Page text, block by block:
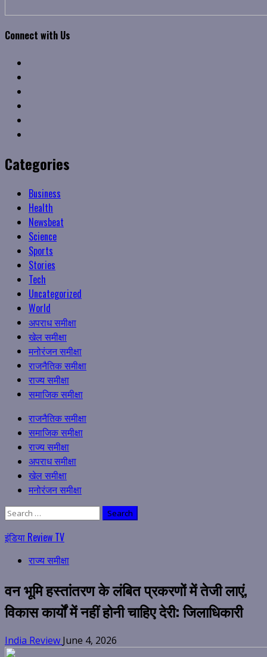
Connect with Us
Categories
Business
Health
Newsbeat
Science
Sports
Stories
Tech
Uncategorized
World
अपराध समीक्षा
खेल समीक्षा
मनोरंजन समीक्षा
राजनैतिक समीक्षा
राज्य समीक्षा
समाजिक समीक्षा
Primary
Menu
राजनैतिक समीक्षा
समाजिक समीक्षा
राज्य समीक्षा
अपराध समीक्षा
खेल समीक्षा
मनोरंजन समीक्षा
Search
इंडिया Review TV
राज्य समीक्षा
वन भूमि हस्तांतरण के लंबित प्रकरणों में तेजी लाएं,
विकास कार्यों में नहीं होनी चाहिए देरी: जिलाधिकारी
India Review June 4, 2026